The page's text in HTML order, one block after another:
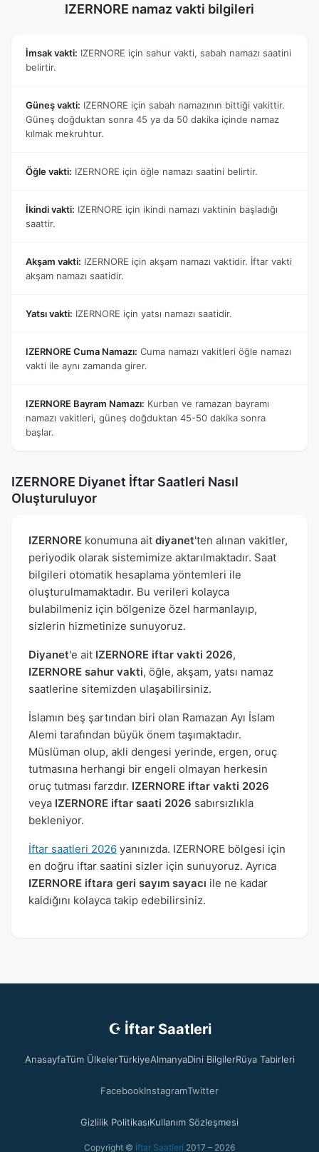
IZERNORE namaz vakti bilgileri
İmsak vakti: IZERNORE için sahur vakti, sabah namazı saatini
belirtir.
Güneş vakti: IZERNORE için sabah namazının bittiği vakittir.
Güneş doğduktan sonra 45 ya da 50 dakika içinde namaz
kılmak mekruhtur.
Öğle vakti: IZERNORE için öğle namazı saatini belirtir.
İkindi vakti: IZERNORE için ikindi namazı vaktinin başladığı
saattir.
Akşam vakti: IZERNORE için akşam namazı vaktidir. İftar vakti
akşam namazı saatidir.
Yatsı vakti: IZERNORE için yatsı namazı saatidir.
IZERNORE Cuma Namazı: Cuma namazı vakitleri öğle namazı
vakti ile aynı zamanda girer.
IZERNORE Bayram Namazı: Kurban ve ramazan bayramı
namazı vakitleri, güneş doğduktan 45-50 dakika sonra
başlar.
IZERNORE Diyanet İftar Saatleri Nasıl
Oluşturuluyor
IZERNORE konumuna ait diyanet'ten alınan vakitler,
periyodik olarak sistemimize aktarılmaktadır. Saat
bilgileri otomatik hesaplama yöntemleri ile
oluşturulmamaktadır. Bu verileri kolayca
bulabilmeniz için bölgenize özel harmanlayıp,
sizlerin hizmetinize sunuyoruz.
Diyanet'e ait IZERNORE iftar vakti 2026,
IZERNORE sahur vakti, öğle, akşam, yatsı namaz
saatlerine sitemizden ulaşabilirsiniz.
İslamın beş şartından biri olan Ramazan Ayı İslam
Alemi tarafından büyük önem taşımaktadır.
Müslüman olup, akli dengesi yerinde, ergen, oruç
tutmasına herhangi bir engeli olmayan herkesin
oruç tutması farzdır. IZERNORE iftar vakti 2026
veya IZERNORE iftar saati 2026 sabırsızlıkla
bekleniyor.
İftar saatleri 2026 yanınızda. IZERNORE bölgesi için
en doğru iftar saatini sizler için sunuyoruz. Ayrıca
IZERNORE iftara geri sayım sayacı ile ne kadar
kaldığını kolayca takip edebilirsiniz.
☪ İftar Saatleri
AnasayfaTüm ÜlkelerTürkiyeAlmanyaDini BilgilerRüya Tabirleri
FacebookInstagramTwitter
Gizlilik PolitikasıKullanım Sözleşmesi
Copyright © İftar Saatleri 2017 – 2026